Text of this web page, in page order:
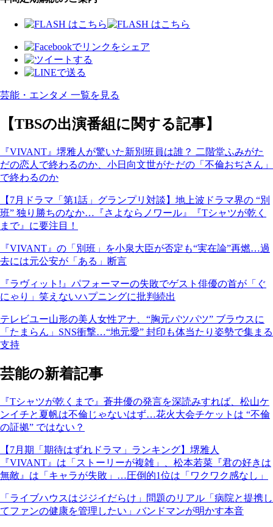
芸能・エンタメ 一覧を見る
【TBSの出演番組に関する記事】
『VIVANT』堺雅人が驚いた新別班員は誰？ 二階堂ふみがた
だの恋人で終わるのか、小日向文世がただの「不倫おぢさん」
で終わるのか
【7月ドラマ「第1話」グランプリ対談】地上波ドラマ界の “別
班” 独り勝ちのなか…『さよならノワール』『Tシャツが乾く
まで』に要注目！
『VIVANT』の「別班」を小泉大臣が否定も“実在論”再燃…過
去には元公安が「ある」断言
『ラヴィット!』パフォーマーの失敗でゲスト俳優の首が「ぐ
にゃり」笑えないハプニングに批判続出
テレビユー山形の美人女性アナ、“胸元パツパツ” ブラウスに
「たまらん」SNS衝撃…“地元愛” 封印も体当たり姿勢で集まる
支持
芸能の新着記事
『Tシャツが乾くまで』蒼井優の発言を深読みすれば、松山ケ
ンイチと夏帆は不倫じゃないはず…花火大会チケットは “不倫
の証拠” ではない？
【7月期「期待はずれドラマ」ランキング】堺雅人
『VIVANT』は「ストーリーが複雑」、松本若菜『君の好きは
無敵』は「キャラが失敗」…圧倒的1位は「ワクワク感なし」
「ライブハウスはジジイだらけ」問題のリアル「病院と提携し
てファンの健康を管理したい」バンドマンが明かす本音